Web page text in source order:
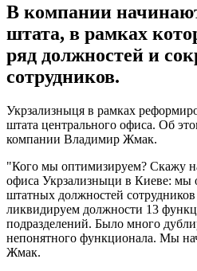
В компании
штата, в рамках
ряд должностей и
сотрудников.
Укрзализныця в рамках
штата центрального офиса. Об
компании Владимир Жмак.
"Кого мы оптимизируем? Скажу
офиса Укрзализныци в Киеве: мы
штатных должностей
ликвидируем должности 13
подразделений. Было много
непонятного функционала. Мы
Жмак.